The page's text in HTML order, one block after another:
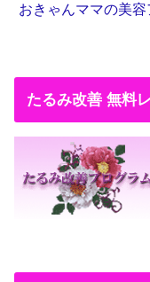
おきゃんママの美
たるみ改善 無料